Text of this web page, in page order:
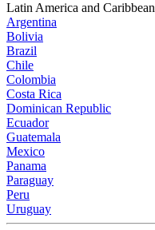
Latin America and Caribbean
Argentina
Bolivia
Brazil
Chile
Colombia
Costa Rica
Dominican Republic
Ecuador
Guatemala
Mexico
Panama
Paraguay
Peru
Uruguay